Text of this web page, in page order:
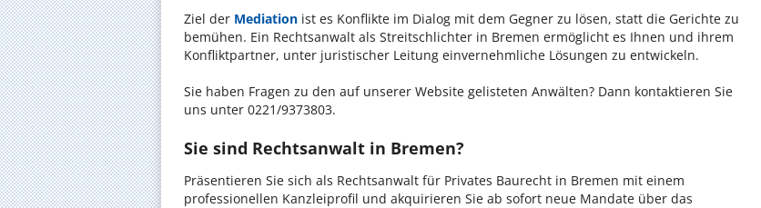
Ziel der Mediation ist es Konflikte im Dialog mit dem Gegner zu lösen, statt die Gerichte zu
bemühen. Ein Rechtsanwalt als Streitschlichter in Bremen ermöglicht es Ihnen und ihrem
Konfliktpartner, unter juristischer Leitung einvernehmliche Lösungen zu entwickeln.
Sie haben Fragen zu den auf unserer Website gelisteten Anwälten? Dann kontaktieren Sie
uns unter 0221/9373803.
Sie sind Rechtsanwalt in Bremen?
Präsentieren Sie sich als Rechtsanwalt für Privates Baurecht in Bremen mit einem
professionellen Kanzleiprofil und akquirieren Sie ab sofort neue Mandate über das